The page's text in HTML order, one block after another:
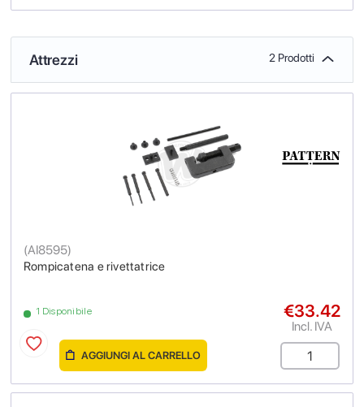
Attrezzi 2 Prodotti
Rompicatena e rivettatrice
(AI8595)
1 Disponibile €33.42
Incl. IVA
AGGIUNGI AL CARRELLO